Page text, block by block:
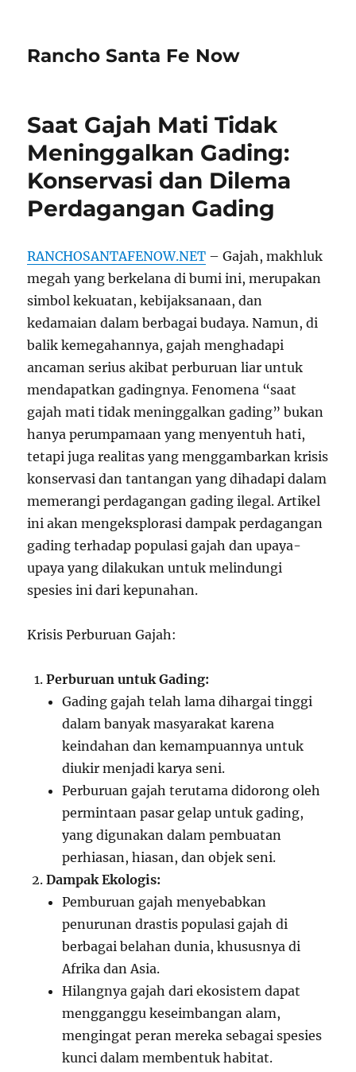
Rancho Santa Fe Now
Saat Gajah Mati Tidak
Meninggalkan Gading:
Konservasi dan Dilema
Perdagangan Gading
RANCHOSANTAFENOW.NET – Gajah, makhluk
megah yang berkelana di bumi ini, merupakan
simbol kekuatan, kebijaksanaan, dan
kedamaian dalam berbagai budaya. Namun, di
balik kemegahannya, gajah menghadapi
ancaman serius akibat perburuan liar untuk
mendapatkan gadingnya. Fenomena “saat
gajah mati tidak meninggalkan gading” bukan
hanya perumpamaan yang menyentuh hati,
tetapi juga realitas yang menggambarkan krisis
konservasi dan tantangan yang dihadapi dalam
memerangi perdagangan gading ilegal. Artikel
ini akan mengeksplorasi dampak perdagangan
gading terhadap populasi gajah dan upaya-
upaya yang dilakukan untuk melindungi
spesies ini dari kepunahan.
Krisis Perburuan Gajah:
Perburuan untuk Gading:
Gading gajah telah lama dihargai tinggi
dalam banyak masyarakat karena
keindahan dan kemampuannya untuk
diukir menjadi karya seni.
Perburuan gajah terutama didorong oleh
permintaan pasar gelap untuk gading,
yang digunakan dalam pembuatan
perhiasan, hiasan, dan objek seni.
Dampak Ekologis:
Pemburuan gajah menyebabkan
penurunan drastis populasi gajah di
berbagai belahan dunia, khususnya di
Afrika dan Asia.
Hilangnya gajah dari ekosistem dapat
mengganggu keseimbangan alam,
mengingat peran mereka sebagai spesies
kunci dalam membentuk habitat.